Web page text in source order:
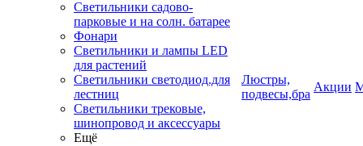
Светильники садово-
парковые и на солн. батарее
Фонари
Светильники и лампы LED
для растений
Светильники светодиод.для
лестниц
Светильники трековые,
шинопровод и аксессуары
Ещё
Люстры,
подвесы,бра
Акции